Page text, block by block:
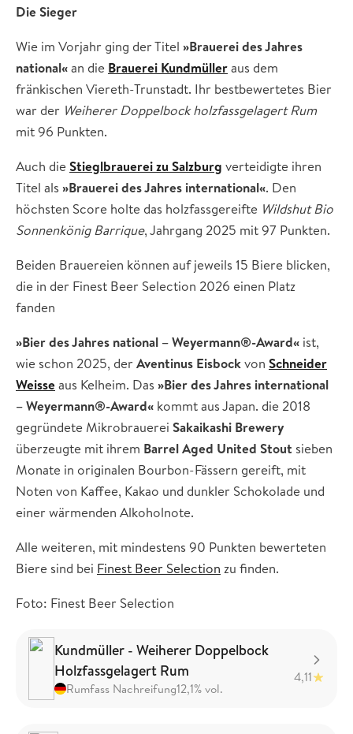
Die Sieger
Wie im Vorjahr ging der Titel »Brauerei des Jahres
national«an die Brauerei Kundmülleraus dem
fränkischen Viereth-Trunstadt. Ihr bestbewertetes Bier
war der Weiherer Doppelbock holzfassgelagert Rum
mit 96 Punkten.
Auch dieStieglbrauerei zu Salzburg verteidigte ihren
Titel als »Brauerei des Jahres international«. Den
höchsten Score holte das holzfassgereifte Wildshut Bio
Sonnenkönig Barrique, Jahrgang 2025 mit 97 Punkten.
Beiden Brauereien können auf jeweils 15 Biere blicken,
die in der Finest Beer Selection 2026 einen Platz
fanden
»Bier des Jahres national – Weyermann®-Award« ist,
wie schon 2025, derAventinus Eisbockvon Schneider
Weisseaus Kelheim. Das »Bier des Jahres international
– Weyermann®-Award« kommt aus Japan. die 2018
gegründete Mikrobrauerei Sakaikashi Brewery
überzeugte mit ihrem Barrel Aged United Stout sieben
Monate in originalen Bourbon-Fässern gereift, mit
Noten von Kaffee, Kakao und dunkler Schokolade und
einer wärmenden Alkoholnote.
Alle weiteren, mit mindestens 90 Punkten bewerteten
Biere sind bei Finest Beer Selection zu finden.
Foto: Finest Beer Selection
Kundmüller - Weiherer Doppelbock
Holzfassgelagert Rum
Rumfass Nachreifung12,1% vol.
4,11